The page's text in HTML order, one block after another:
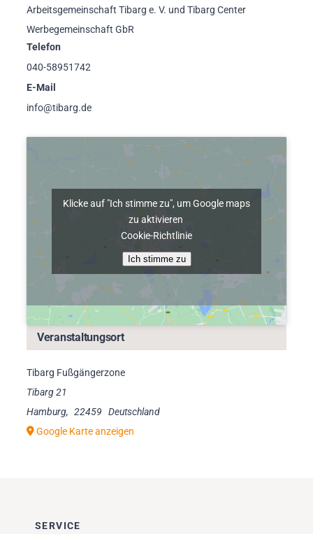
Arbeitsgemeinschaft Tibarg e. V. und Tibarg Center
Werbegemeinschaft GbR
Telefon
040-58951742
E-Mail
info@tibarg.de
Veranstaltungsort
Tibarg Fußgängerzone
Tibarg 21
Hamburg, 22459
Deutschland
Google Karte anzeigen
Klicke auf "Ich stimme zu", um Google maps
zu aktivieren
Cookie-Richtlinie
Ich stimme zu
SERVICE